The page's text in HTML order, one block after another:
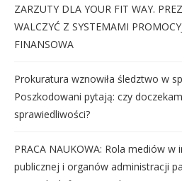
ZARZUTY DLA YOUR FIT WAY.
WALCZYĆ Z SYSTEMAMI
FINANSOWA
Prokuratura wznowiła śledztwo w
Poszkodowani pytają: czy
sprawiedliwości?
PRACA NAUKOWA: Rola mediów
publicznej i organów administracji